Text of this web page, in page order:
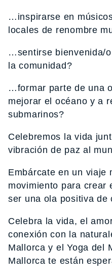
…inspirarse en
locales de renombre
…sentirse bienvenida/
la comunidad?
…formar parte de una
mejorar el océano y a
submarinos?
Celebremos la vida
vibración de paz al
Embárcate en un viaje
movimiento para crear
ser una ola positiva de
Celebra la vida, el
conexión con la
Mallorca y el Yoga del
Mallorca te están